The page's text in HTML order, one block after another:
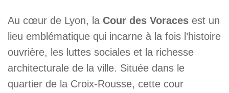
Au cœur de Lyon, la Cour des Voraces est un
lieu emblématique qui incarne à la fois l’histoire
ouvrière, les luttes sociales et la richesse
architecturale de la ville. Située dans le
quartier de la Croix-Rousse, cette cour